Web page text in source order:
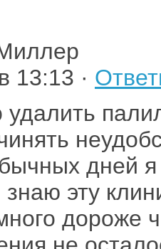
13:13 ·
дней
знаю эту
дороже